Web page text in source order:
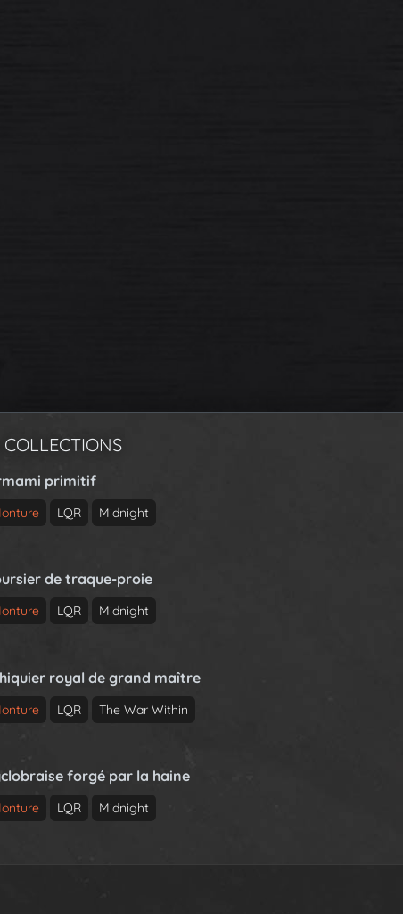
COLLECTIONS
primitif
LQR Midnight
de traque-proie
LQR Midnight
royal de grand maître
LQR The War Within
forgé par la haine
LQR Midnight